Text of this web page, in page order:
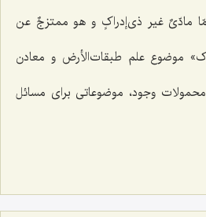
مادّیٌ غیر ذی‌إدراکٍ و هو ممتزجٌ عن
موضوع علم طبقات‌الأرض و معادن
وجود، موضوعاتی برای مسائل